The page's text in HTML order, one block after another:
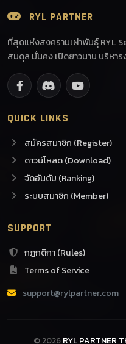
RYL PARTNER
ที่สุดแห่งสงครามเผ่าพันธุ์ RYL
สมดุล มั่นคง เปิดยาวนาน บริหาร
QUICK LINKS
สมัครสมาชิก (Register)
ดาวน์โหลด (Download)
จัดอันดับ (Ranking)
ระบบสมาชิก (Member)
SUPPORT
กฎกติกา (Rules)
Terms of Service
support@rylpartner.com
© 2026 RYL PARTNER